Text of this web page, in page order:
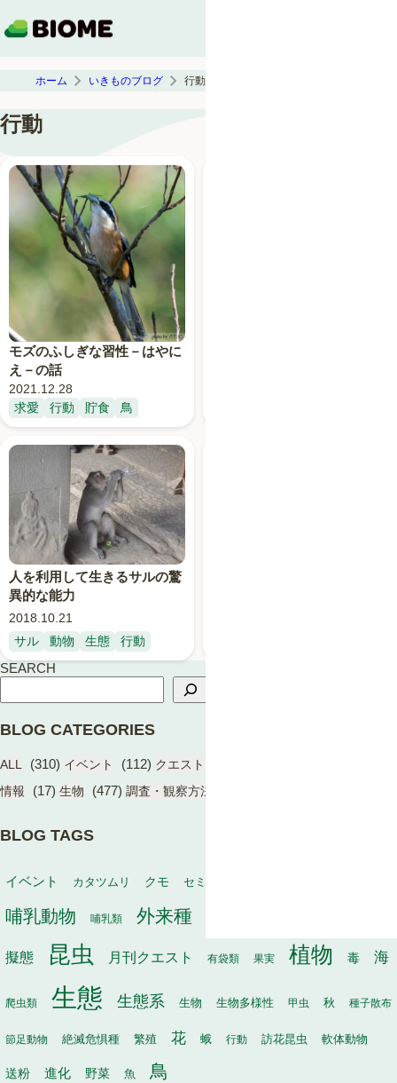
ホーム いきものブログ 行動
行動
モズのふしぎな習性－はやに
え－の話
2021.12.28
求愛
行動 貯食 鳥
人を利用して生きるサルの驚
異的な能力
2018.10.21
サル
動物 生態 行動
SEARCH
BLOG CATEGORIES
ALL (310) イベント (112) クエスト（BIOME）
情報 (17) 生物 (477) 調査・観察方法
BLOG TAGS
イベント カタツムリ クモ セミ
哺乳動物 哺乳類 外来種
擬態 昆虫 月刊クエスト 有袋類 果実 植物 毒 海
爬虫類 生態 生態系 生物 生物多様性 甲虫 秋 種子散布
節足動物 絶滅危惧種 繁殖 花 蛾 行動 訪花昆虫 軟体動物
送粉 進化 野菜 魚 鳥